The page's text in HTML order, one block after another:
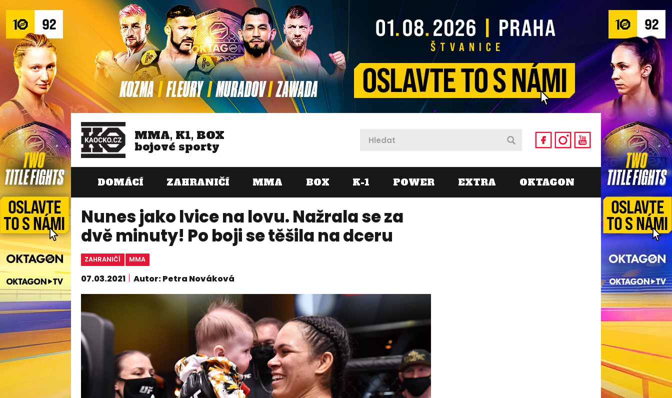
MMA, K1, BOX
bojové sporty
DOMÁCÍ ZAHRANIČÍ MMA BOX K-1 POWER EXTRA OKTAGON
Nunes jako lvice na lovu. Nažrala se za
dvě minuty! Po boji se těšila na dceru
ZAHRANIČÍ MMA
07.03.2021 Autor: Petra Nováková